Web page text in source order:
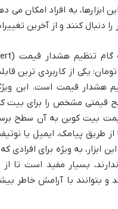
ابزارها، به افراد امکان می
دنبال کنند و از آخرین
یکی از کاربردی ترین
هشدار قیمت است. این
قیمتی مشخص را برای بیت
بیت کوین به آن سطح برسد
طریق پیامک، ایمیل یا
ابزار، به ویژه برای افرادی
ندارند، بسیار مفید است تا
و بتوانند با آرامش خاطر